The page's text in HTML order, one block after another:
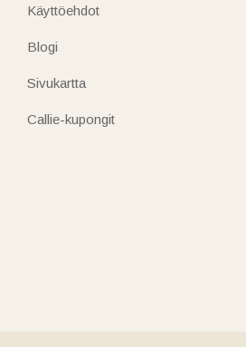
Käyttöehdot
Blogi
Sivukartta
Callie-kupongit